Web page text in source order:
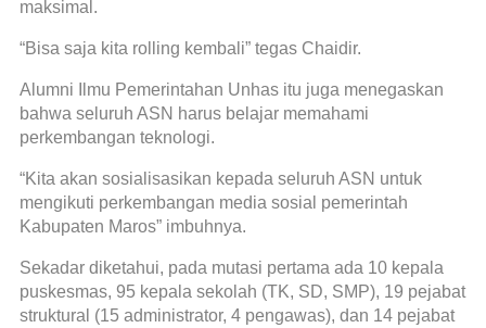
maksimal.
“Bisa saja kita rolling kembali” tegas Chaidir.
Alumni Ilmu Pemerintahan Unhas itu juga menegaskan
bahwa seluruh ASN harus belajar memahami
perkembangan teknologi.
“Kita akan sosialisasikan kepada seluruh ASN untuk
mengikuti perkembangan media sosial pemerintah
Kabupaten Maros” imbuhnya.
Sekadar diketahui, pada mutasi pertama ada 10 kepala
puskesmas, 95 kepala sekolah (TK, SD, SMP), 19 pejabat
struktural (15 administrator, 4 pengawas), dan 14 pejabat